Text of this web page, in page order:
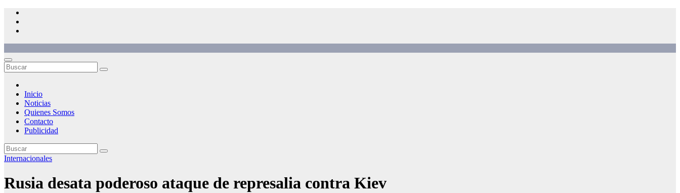
Saltar
contenido
Inicio
Noticias
Quienes Somos
Contacto
Publicidad
Internacionales
Rusia desata poderoso ataque de represalia contra Kiev